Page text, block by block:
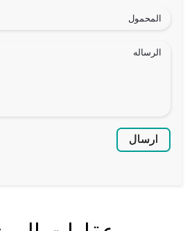
ارسال